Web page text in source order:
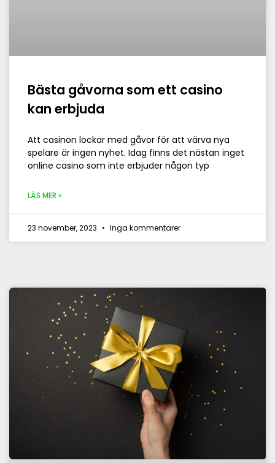
Bästa gåvorna som ett casino
kan erbjuda
Att casinon lockar med gåvor för att värva nya
spelare är ingen nyhet. Idag finns det nästan inget
online casino som inte erbjuder någon typ
LÄS MER »
23 november, 2023 Inga kommentarer